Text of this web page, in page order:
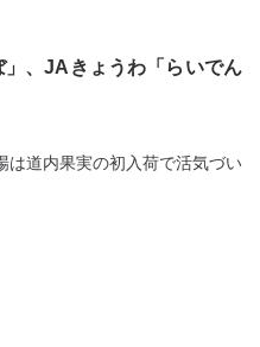
、JAきょうわ「らいでん
は道内果実の初入荷で活気づい